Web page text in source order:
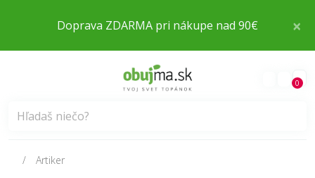
×
Doprava ZDARMA pri nákupe nad 90€
0
Artiker